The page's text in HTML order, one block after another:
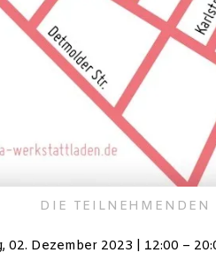
DIE TEILNEHMENDEN
02. Dezember 2023 | 12:00 –